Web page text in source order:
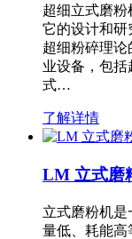
超细立式磨粉
它的设计和研
超细粉碎理
业设备，包
式…
了解详情
LM 立式磨
立式磨粉机
量低、耗能高